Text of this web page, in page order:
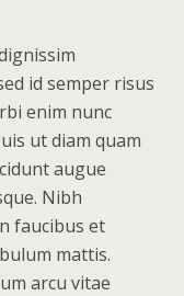
id semper risus
enim nunc
ut diam quam
augue
Nibh
faucibus et
mattis.
arcu vitae